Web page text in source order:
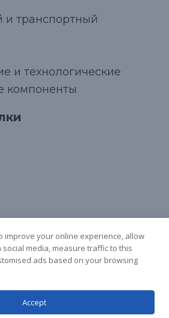
транспортный
и технологические
© 2025 Все права защищены
English
German
improve your online experience, allow
media, measure traffic to this
ads based on your browsing
Accept